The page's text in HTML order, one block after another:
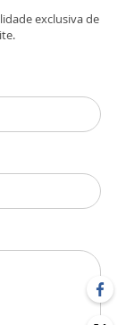
exclusiva de